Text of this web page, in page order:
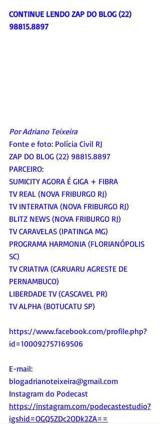
CONTINUE LENDO ZAP DO BLOG (22)
98815.8897
Por Adriano Teixeira
Fonte e foto: Polícia Civil RJ
ZAP DO BLOG (22) 98815.8897
PARCEIRO:
SUMICITY AGORA É GIGA + FIBRA
TV REAL (NOVA FRIBURGO RJ)
TV INTERATIVA (NOVA FRIBURGO RJ)
BLITZ NEWS (NOVA FRIBURGO RJ)
TV CARAVELAS (IPATINGA MG)
PROGRAMA HARMONIA (FLORIANÓPOLIS
SC)
TV CRIATIVA (CARUARU AGRESTE DE
PERNAMBUCO)
LIBERDADE TV (CASCAVEL PR)
TV ALPHA (BOTUCATU SP)
https://www.facebook.com/profile.php?
id=100092757169506
E-mail:
blogadrianoteixeira@gmail.com
Instagram do Podecast
https://instagram.com/podecastestudio?
igshid=OGQ5ZDc2ODk2ZA==